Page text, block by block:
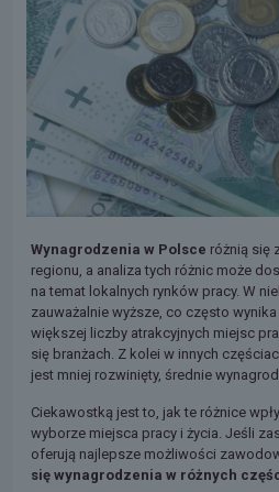
Wynagrodzenia w Polsce różnią się
regionu, a analiza tych różnic może
na temat lokalnych rynków pracy. W
zauważalnie wyższe, co często
większej liczby atrakcyjnych miejsc
się branżach. Z kolei w innych
jest mniej rozwinięty, średnie
Ciekawostką jest to, jak te różnice
wyborze miejsca pracy i życia. Jeśli
oferują najlepsze możliwości
się wynagrodzenia w różnych